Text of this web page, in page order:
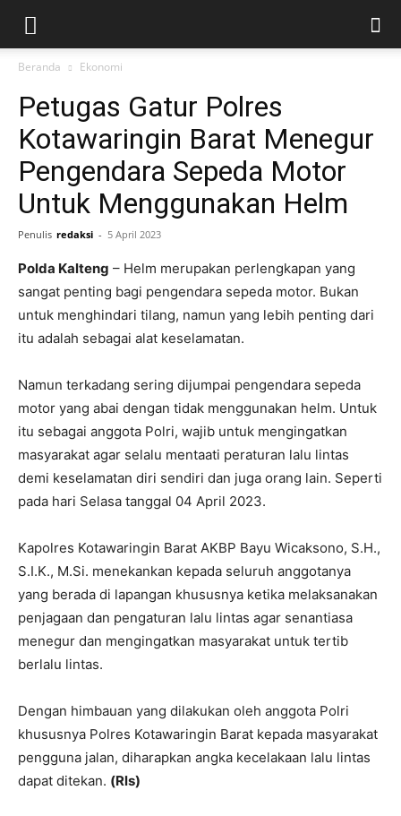
Beranda Ekonomi
Petugas Gatur Polres
Kotawaringin Barat Menegur
Pengendara Sepeda Motor
Untuk Menggunakan Helm
Penulis redaksi - 5 April 2023
Polda Kalteng – Helm merupakan perlengkapan yang
sangat penting bagi pengendara sepeda motor. Bukan
untuk menghindari tilang, namun yang lebih penting dari
itu adalah sebagai alat keselamatan.
Namun terkadang sering dijumpai pengendara sepeda
motor yang abai dengan tidak menggunakan helm. Untuk
itu sebagai anggota Polri, wajib untuk mengingatkan
masyarakat agar selalu mentaati peraturan lalu lintas
demi keselamatan diri sendiri dan juga orang lain. Seperti
pada hari Selasa tanggal 04 April 2023.
Kapolres Kotawaringin Barat AKBP Bayu Wicaksono, S.H.,
S.I.K., M.Si. menekankan kepada seluruh anggotanya
yang berada di lapangan khususnya ketika melaksanakan
penjagaan dan pengaturan lalu lintas agar senantiasa
menegur dan mengingatkan masyarakat untuk tertib
berlalu lintas.
Dengan himbauan yang dilakukan oleh anggota Polri
khususnya Polres Kotawaringin Barat kepada masyarakat
pengguna jalan, diharapkan angka kecelakaan lalu lintas
dapat ditekan. (Rls)